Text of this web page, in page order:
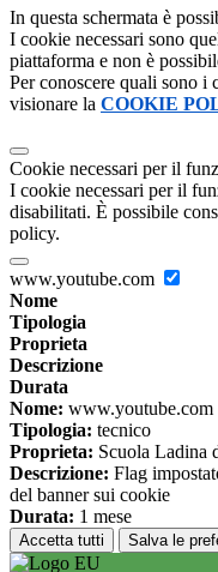
In questa schermata è
I cookie necessari sono
piattaforma e non è
Per conoscere quali sono i
visionare la COOKIE
Cookie necessari per il
I cookie necessari per il
disabilitati. È possibile
policy.
www.youtube.com
Nome
Tipologia
Proprieta
Descrizione
Durata
Nome: www.youtube.com
Tipologia: tecnico
Proprieta: Scuola Ladina
Descrizione: Flag
del banner sui cookie
Durata: 1 mese
Accetta tutti Salva le